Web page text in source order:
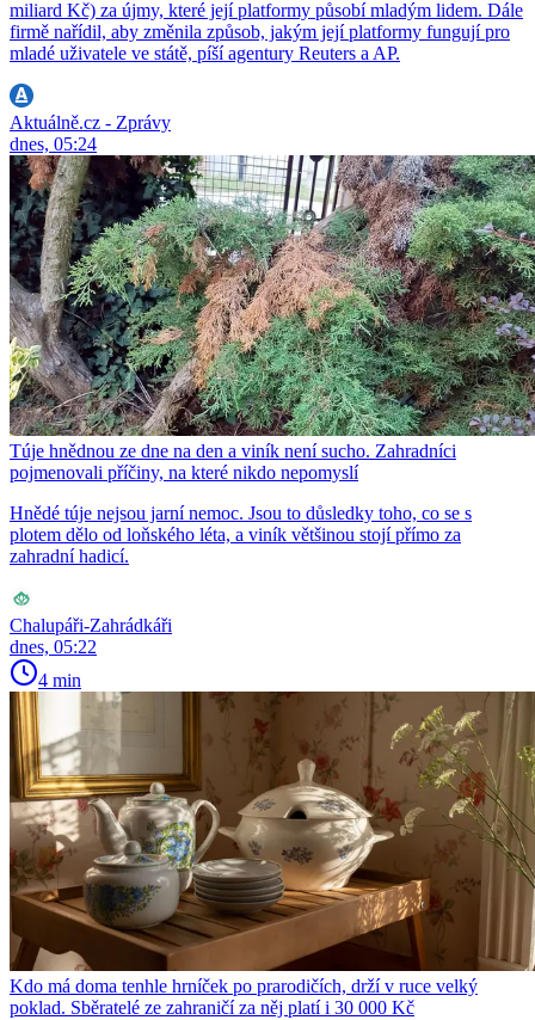
miliard Kč) za újmy, které její platformy působí mladým lidem. Dále
firmě nařídil, aby změnila způsob, jakým její platformy fungují pro
mladé uživatele ve státě, píší agentury Reuters a AP.
Aktuálně.cz - Zprávy
dnes, 05:24
Túje hnědnou ze dne na den a viník není sucho. Zahradníci
pojmenovali příčiny, na které nikdo nepomyslí
Hnědé túje nejsou jarní nemoc. Jsou to důsledky toho, co se s
plotem dělo od loňského léta, a viník většinou stojí přímo za
zahradní hadicí.
Chalupáři-Zahrádkáři
dnes, 05:22
4 min
Kdo má doma tenhle hrníček po prarodičích, drží v ruce velký
poklad. Sběratelé ze zahraničí za něj platí i 30 000 Kč